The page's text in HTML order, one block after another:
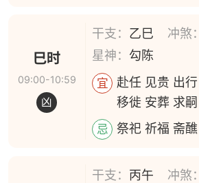
巳时
09:00-10:59
凶
干支： 乙巳 冲煞：
星神： 勾陈
宜
赴任 见贵 出
移徙 安葬 求嗣
忌 祭祀 祈福 斋
干支： 丙午 冲煞：